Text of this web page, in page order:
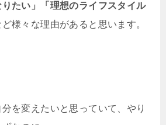
りたい」「理想のライフスタイル
ど様々な理由があると思います。
を変えたいと思っていて、やり